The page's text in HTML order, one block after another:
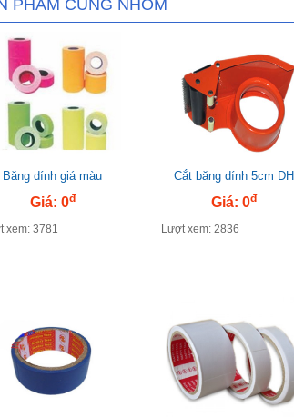
PHẨM CÙNG NHÓM
Băng dính giá màu
Giá: 0đ
xem: 3781
Cắt băng dính 5cm DH
Giá: 0đ
Lượt xem: 2836